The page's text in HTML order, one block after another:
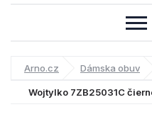
Arno.cz Dámska obuv
Wojtylko 7ZB25031C